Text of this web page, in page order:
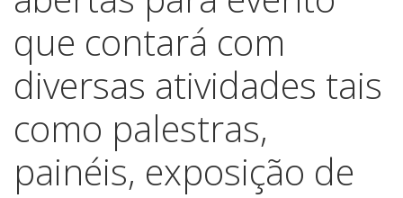
que contará com
diversas atividades tais
como palestras,
painéis, exposição de